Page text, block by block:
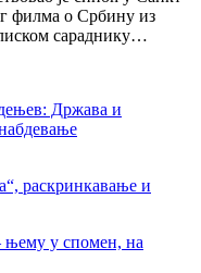
филма о Србину из
сараднику…
Држава и
раскринкавање и
у спомен, на